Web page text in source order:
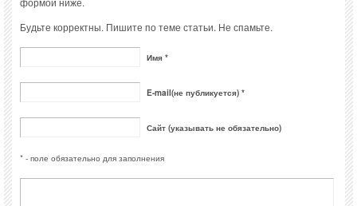
Будьте корректны. Пишите по теме статьи. Не спамьте.
Имя *
E-mail(не публикуется) *
Сайт (указывать не обязательно)
* - поле обязательно для заполнения